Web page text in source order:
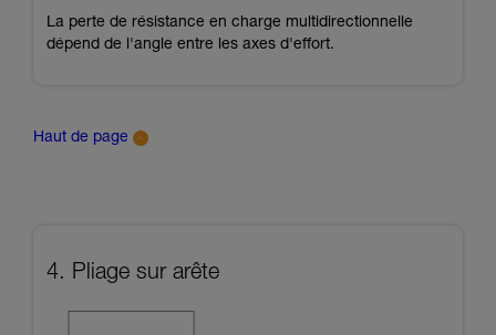
La perte de résistance en charge multidirectionnelle
dépend de l'angle entre les axes d'effort.
Haut de page
4. Pliage sur arête